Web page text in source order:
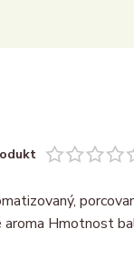
aroma Hmotnost